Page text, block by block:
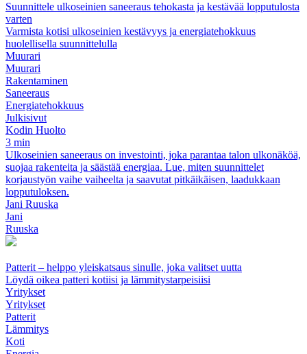
Suunnittele ulkoseinien saneeraus tehokasta ja kestävää lopputulosta
varten
Varmista kotisi ulkoseinien kestävyys ja energiatehokkuus
huolellisella suunnittelulla
Muurari
Muurari
Rakentaminen
Saneeraus
Energiatehokkuus
Julkisivut
Kodin Huolto
3 min
Ulkoseinien saneeraus on investointi, joka parantaa talon ulkonäköä,
suojaa rakenteita ja säästää energiaa. Lue, miten suunnittelet
korjaustyön vaihe vaiheelta ja saavutat pitkäikäisen, laadukkaan
lopputuloksen.
Jani Ruuska
Jani
Ruuska
Patterit – helppo yleiskatsaus sinulle, joka valitset uutta
Löydä oikea patteri kotiisi ja lämmitystarpeisiisi
Yritykset
Yritykset
Patterit
Lämmitys
Koti